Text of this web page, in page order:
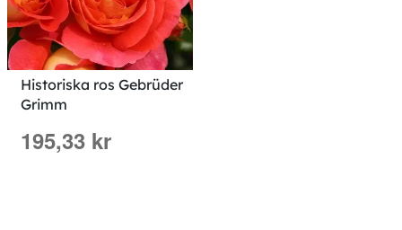
Historiska ros Gebrüder
Grimm
195,33 kr